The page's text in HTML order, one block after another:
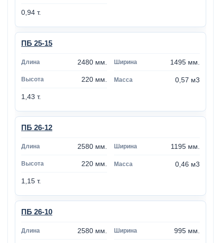
0,94 т.
ПБ 25-15
2480 мм. 1495 мм.
220 мм. 0,57 м3
1,43 т.
ПБ 26-12
2580 мм. 1195 мм.
220 мм. 0,46 м3
1,15 т.
ПБ 26-10
2580 мм. 995 мм.